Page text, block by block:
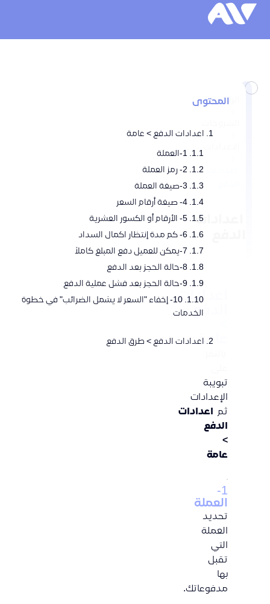
الرئيسية
اعدادات
اعدادات
الدفع
عامة
تبويبة
الإعدادات
ثماعدادات
الدفع
عامة
1-
العملة
تحديد
العملة
التي
تقبل
بها
مدفوعاتك.
المحتوى
اعدادات الدفع > عامة
1-العملة
2- رمز العملة
3-صيغة العملة
4- صيغة أرقام السعر
5- الأرقام أو الكسور العشرية
6- كم مدة إنتظار اكمال السداد
7-يمكن للعميل دفع المبلغ كاملاً
8-حالة الحجز بعد الدفع
9-حالة الحجز بعد فشل عملية الدفع
10- إخفاء "السعر لا يشمل الضرائب" في خطوة
الخدمات
اعدادات الدفع > طرق الدفع